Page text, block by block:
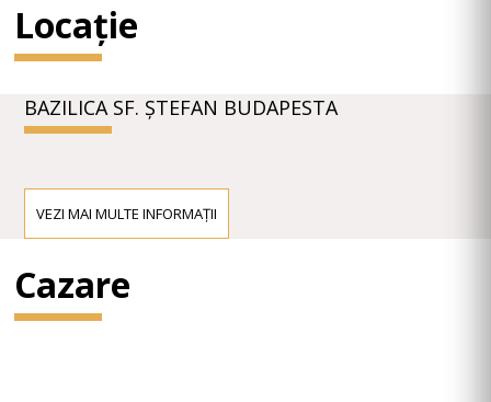
Locație
BAZILICA SF. ȘTEFAN BUDAPESTA
VEZI MAI MULTE INFORMAȚII
Cazare